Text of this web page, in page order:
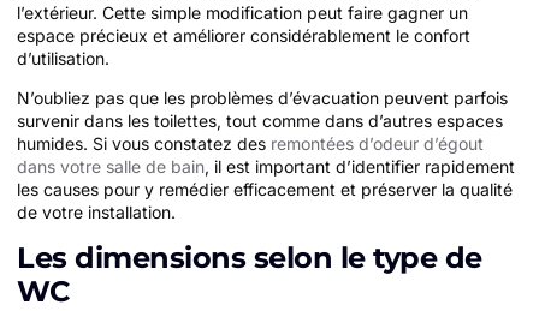
l’extérieur. Cette simple modification peut faire gagner un
espace précieux et améliorer considérablement le confort
d’utilisation.
N’oubliez pas que les problèmes d’évacuation peuvent parfois
survenir dans les toilettes, tout comme dans d’autres espaces
humides. Si vous constatez des remontées d’odeur d’égout
dans votre salle de bain, il est important d’identifier rapidement
les causes pour y remédier efficacement et préserver la qualité
de votre installation.
Les dimensions selon le type de
WC